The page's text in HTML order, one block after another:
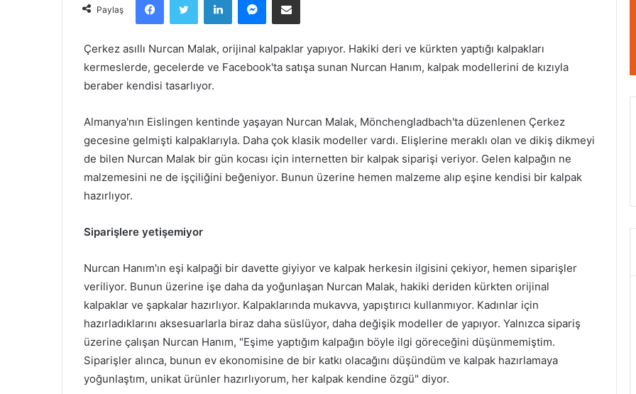
Paylaş
Çerkez asıllı Nurcan Malak, orijinal kalpaklar yapıyor. Hakiki deri ve kürkten yaptığı kalpakları
kermeslerde, gecelerde ve Facebook'ta satışa sunan Nurcan Hanım, kalpak modellerini de kızıyla
beraber kendisi tasarlıyor.
Almanya'nın Eislingen kentinde yaşayan Nurcan Malak, Mönchengladbach'ta düzenlenen Çerkez
gecesine gelmişti kalpaklarıyla. Daha çok klasik modeller vardı. Elişlerine meraklı olan ve dikiş dikmeyi
de bilen Nurcan Malak bir gün kocası için internetten bir kalpak siparişi veriyor. Gelen kalpağın ne
malzemesini ne de işçiliğini beğeniyor. Bunun üzerine hemen malzeme alıp eşine kendisi bir kalpak
hazırlıyor.
Siparişlere yetişemiyor
Nurcan Hanım'ın eşi kalpaği bir davette giyiyor ve kalpak herkesin ilgisini çekiyor, hemen siparişler
veriliyor. Bunun üzerine işe daha da yoğunlaşan Nurcan Malak, hakiki deriden kürkten orijinal
kalpaklar ve şapkalar hazırlıyor. Kalpaklarında mukavva, yapıştırıcı kullanmıyor. Kadınlar için
hazırladıklarını aksesuarlarla biraz daha süslüyor, daha değişik modeller de yapıyor. Yalnızca sipariş
üzerine çalışan Nurcan Hanım, "Eşime yaptığım kalpağın böyle ilgi göreceğini düşünmemiştim.
Siparişler alınca, bunun ev ekonomisine de bir katkı olacağını düşündüm ve kalpak hazırlamaya
yoğunlaştım, unikat ürünler hazırlıyorum, her kalpak kendine özgü" diyor.